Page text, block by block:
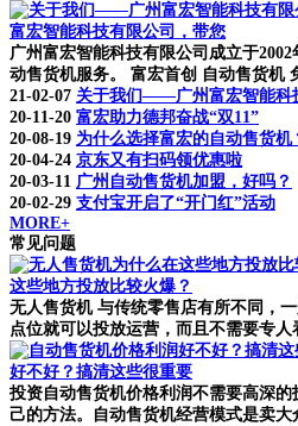
富宏智能科技有限公司，带您
广州富宏智能科技有限公司成立于
动售货机服务。 富宏首创 自动售货机
21-02-07 关于我们——广州富宏智能科
20-11-20 富宏助力德邦奋战“双11”
20-08-19 为什么选择富宏的自动售货机
20-04-24 京东又有扫码领优惠啦
20-03-11 广州自动售货机加盟，好吗？
20-02-29 支付宝开启了“开门红”活动
MORE+
常见问题
这些地方投放比较火爆？
无人售货机 与传统零售店有所不同，
点位就可以投放运营，而且不需要专
好不好？搞清这些很重要
投资自动售货机价格利润不需要高深
己的方法。自动售货机经营模式是卖